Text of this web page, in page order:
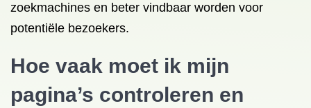
zoekmachines en beter vindbaar worden voor
potentiële bezoekers.
Hoe vaak moet ik mijn
pagina’s controleren en